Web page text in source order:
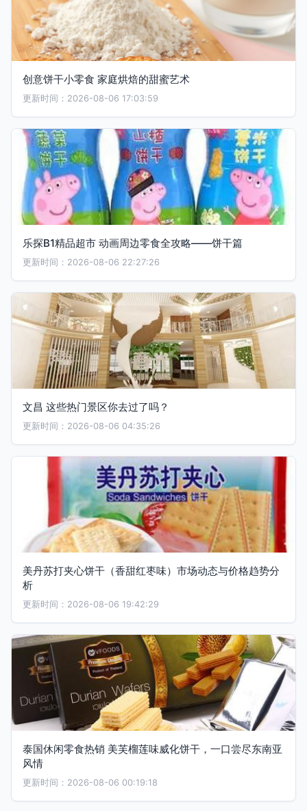
创意饼干小零食 家庭烘焙的甜蜜艺术
更新时间：2026-08-06 17:03:59
乐探B1精品超市 动画周边零食全攻略——饼干篇
更新时间：2026-08-06 22:27:26
文昌 这些热门景区你去过了吗？
更新时间：2026-08-06 04:35:26
美丹苏打夹心饼干（香甜红枣味）市场动态与价格趋势分
析
更新时间：2026-08-06 19:42:29
泰国休闲零食热销 美芙榴莲味威化饼干，一口尝尽东南亚
风情
更新时间：2026-08-06 00:19:18